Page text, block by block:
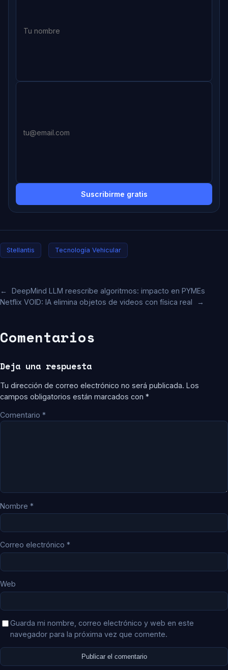
Suscribirme gratis
Stellantis Tecnología Vehicular
←
DeepMind LLM reescribe algoritmos: impacto en PYMEs
Netflix VOID: IA elimina objetos de videos con física real
→
Comentarios
Deja una respuesta
Tu dirección de correo electrónico no será publicada. Los
campos obligatorios están marcados con *
Comentario *
Nombre *
Correo electrónico *
Web
Guarda mi nombre, correo electrónico y web en este
navegador para la próxima vez que comente.